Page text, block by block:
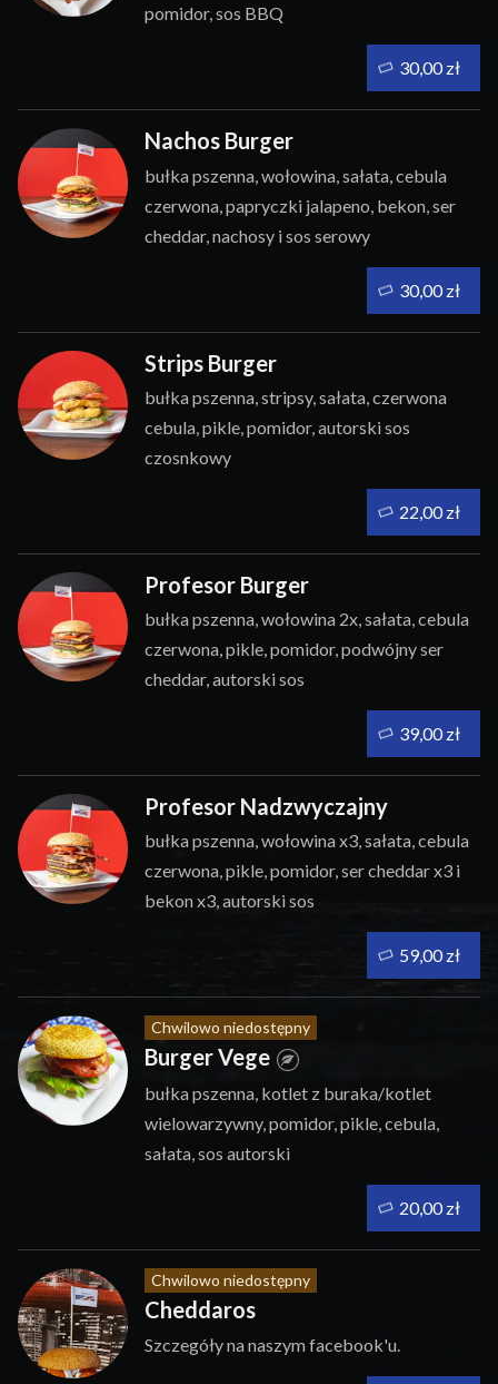
pomidor, sos BBQ
Nachos Burger
bułka pszenna, wołowina, sałata, cebula
czerwona, papryczki jalapeno, bekon, ser
cheddar, nachosy i sos serowy
Strips Burger
bułka pszenna, stripsy, sałata, czerwona
cebula, pikle, pomidor, autorski sos
czosnkowy
Profesor Burger
bułka pszenna, wołowina 2x, sałata, cebula
czerwona, pikle, pomidor, podwójny ser
cheddar, autorski sos
Profesor Nadzwyczajny
bułka pszenna, wołowina x3, sałata, cebula
czerwona, pikle, pomidor, ser cheddar x3 i
bekon x3, autorski sos
Chwilowo niedostępny
Burger Vege
bułka pszenna, kotlet z buraka/kotlet
wielowarzywny, pomidor, pikle, cebula,
sałata, sos autorski
Chwilowo niedostępny
Cheddaros
Szczegóły na naszym facebook'u.